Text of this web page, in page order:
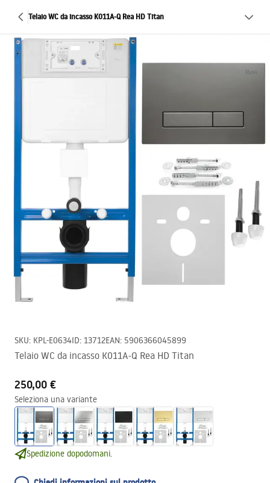
Telaio WC da incasso K011A-Q Rea HD Titan
SKU: KPL-E0634ID: 13712EAN: 5906366045899
Telaio WC da incasso K011A-Q Rea HD Titan
250,00 €
Seleziona una variante
Spedizione dopodomani.